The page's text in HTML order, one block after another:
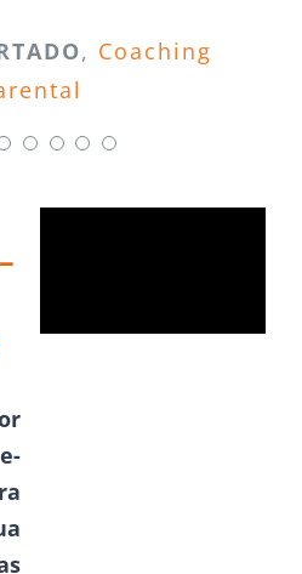
, Coaching
de Gestão da
Dermocosmética